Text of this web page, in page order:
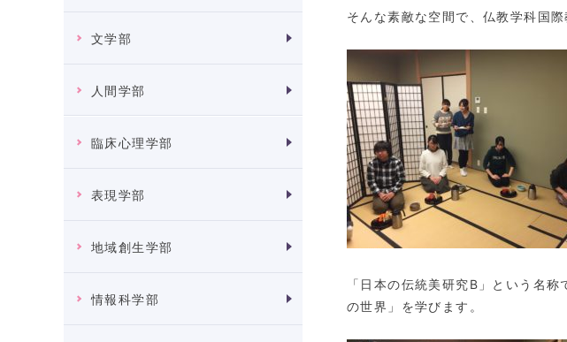
文学部
人間学部
臨床心理学部
表現学部
地域創生学部
情報科学部
そんな素敵な空間で、仏教学科国
「日本の伝統美研究B」という名
の世界」を学びます。